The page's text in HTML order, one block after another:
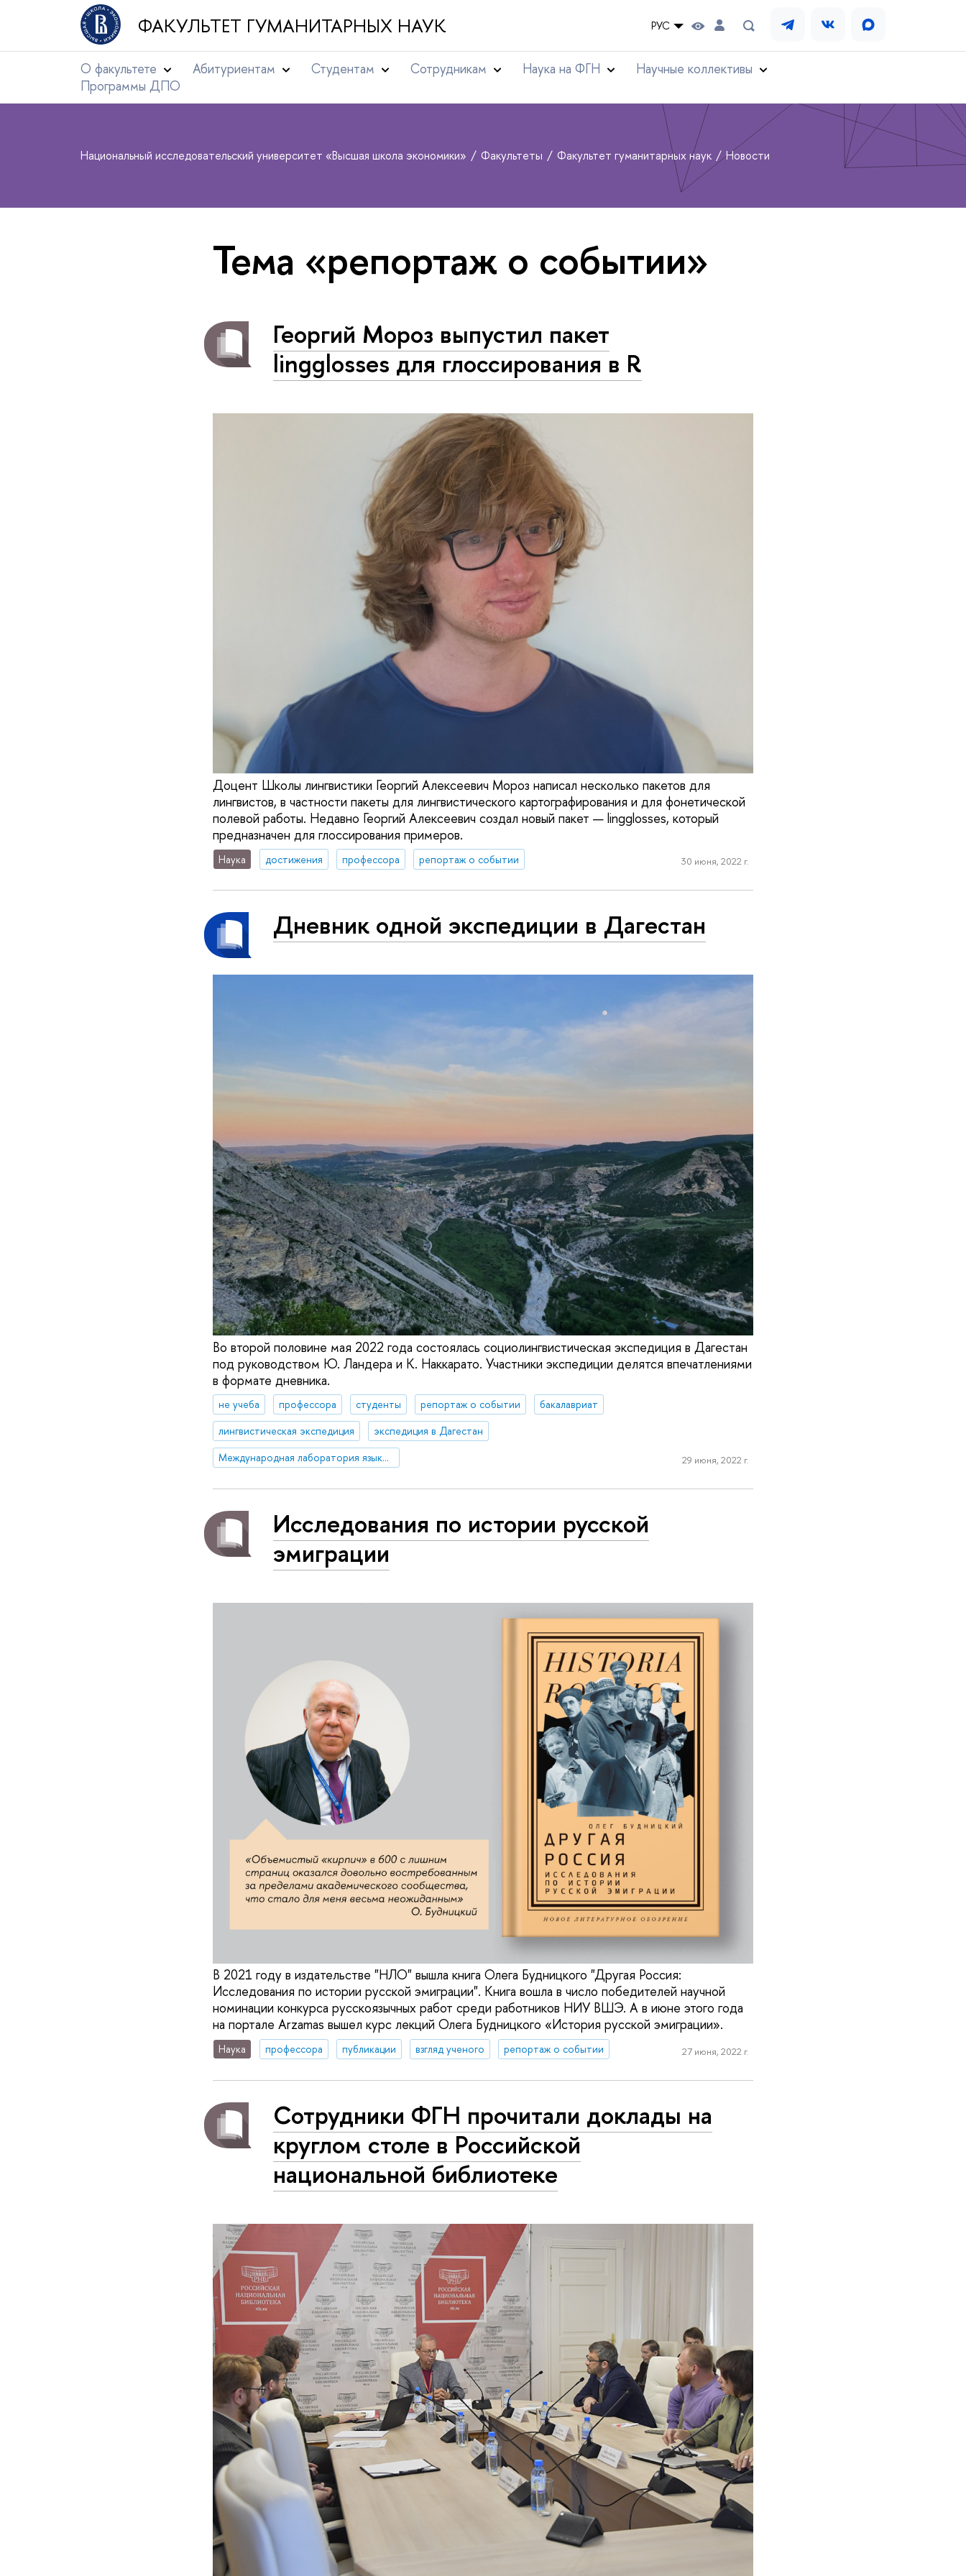
ФАКУЛЬТЕТ ГУМАНИТАРНЫХ НАУК РУС
О факультете Абитуриентам Студентам Сотрудникам Наука на ФГН
Научные коллективы
Программы ДПО
Национальный исследовательский университет «Высшая школа экономики» Факультеты Факультет гуманитарных наук Новости
Тема «репортаж о событии»
Георгий Мороз выпустил пакет
lingglosses для глоссирования в R
Доцент Школы лингвистики Георгий Алексеевич Мороз написал несколько пакетов для
лингвистов, в частности пакеты для лингвистического картографирования и для фонетической
полевой работы. Недавно Георгий Алексеевич создал новый пакет — lingglosses, который
предназначен для глоссирования примеров.
Наука достижения профессора репортаж о событии 30 июня, 2022 г.
Дневник одной экспедиции в Дагестан
Во второй половине мая 2022 года состоялась социолингвистическая экспедиция в Дагестан
под руководством Ю. Ландера и К. Наккарато. Участники экспедиции делятся впечатлениями
в формате дневника.
не учеба профессора студенты репортаж о событии
бакалавриат
лингвистическая экспедиция
экспедиция в Дагестан
Международная лаборатория языковой конвергенции
29 июня, 2022 г.
Исследования по истории русской
эмиграции
В 2021 году в издательстве "НЛО" вышла книга Олега Будницкого "Другая Россия:
Исследования по истории русской эмиграции". Книга вошла в число победителей научной
номинации конкурса русскоязычных работ среди работников НИУ ВШЭ. А в июне этого года
на портале Arzamas вышел курс лекций Олега Будницкого «‎История русской эмиграции».
Наука профессора публикации взгляд ученого репортаж о событии 27 июня, 2022 г.
Сотрудники ФГН прочитали доклады на
круглом столе в Российской
национальной библиотеке